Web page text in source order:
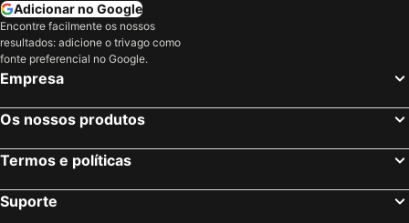
Adicionar no Google
Encontre facilmente os nossos
resultados: adicione o trivago como
fonte preferencial no Google.
Empresa
Os nossos produtos
Termos e políticas
Suporte